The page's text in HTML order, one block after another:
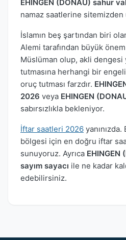
EHINGEN (DONAU) sahur
namaz saatlerine
İslamın beş şartından biri
Alemi tarafından büyük önem
Müslüman olup, akli
tutmasına herhangi bir
oruç tutması farzdır.
2026 veya EHINGEN
sabırsızlıkla bekleniyor.
İftar saatleri 2026 yanınızda.
bölgesi için en doğru iftar
sunuyoruz. Ayrıca EHINGEN
sayım sayacı ile ne kadar
edebilirsiniz.